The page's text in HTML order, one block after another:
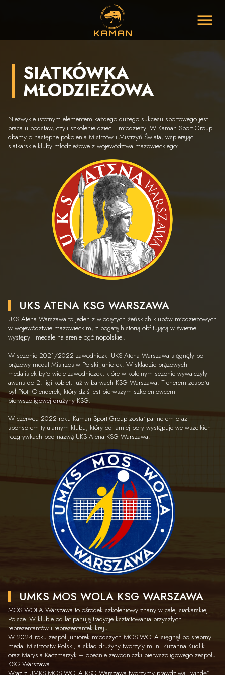
SIATKÓWKA
MŁODZIEŻOWA
Niezwykle istotnym elementem każdego dużego sukcesu sportowego jest
praca u podstaw, czyli szkolenie dzieci i młodzieży. W Kaman Sport Group
dbamy o następne pokolenia Mistrzów i Mistrzyń Świata, wspierając
siatkarskie kluby młodzieżowe z województwa mazowieckiego:
UKS ATENA KSG WARSZAWA
UKS Atena Warszawa to jeden z wiodących żeńskich klubów młodzieżowych
w województwie mazowieckim, z bogatą historią obfitującą w świetne
występy i medale na arenie ogólnopolskiej.
W sezonie 2021/2022 zawodniczki UKS Atena Warszawa sięgnęły po
brązowy medal Mistrzostw Polski Juniorek. W składzie brązowych
medalistek było wiele zawodniczek, które w kolejnym sezonie wywalczyły
awans do 2. ligi kobiet, już w barwach KSG Warszawa. Trenerem zespołu
był Piotr Olenderek, który dziś jest pierwszym szkoleniowcem
pierwszoligowej drużyny KSG.
W czerwcu 2022 roku Kaman Sport Group został partnerem oraz
sponsorem tytularnym klubu, który od tamtej pory występuje we wszelkich
rozgrywkach pod nazwą UKS Atena KSG Warszawa.
UMKS MOS WOLA KSG WARSZAWA
MOS WOLA Warszawa to ośrodek szkoleniowy znany w całej siatkarskiej
Polsce. W klubie od lat panują tradycje kształtowania przyszłych
reprezentantów i reprezentantek kraju.
W 2024 roku zespół juniorek młodszych MOS WOLA sięgnął po srebrny
medal Mistrzostw Polski, a skład drużyny tworzyły m.in. Zuzanna Kudlik
oraz Marysia Kaczmarzyk – obecnie zawodniczki pierwszoligowego zespołu
KSG Warszawa.